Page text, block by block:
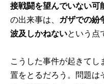
接戦闘を望んでいない可
の出来事は、
ガザでの紛
波及しかねないという点
こうした事件が起きてし
置をとるだろう。問題は